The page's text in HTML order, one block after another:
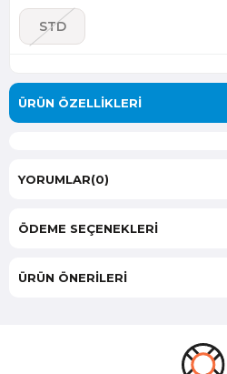
STD
ÜRÜN ÖZELLIKLERI
YORUMLAR(0)
ÖDEME SEÇENEKLERI
ÜRÜN ÖNERILERI